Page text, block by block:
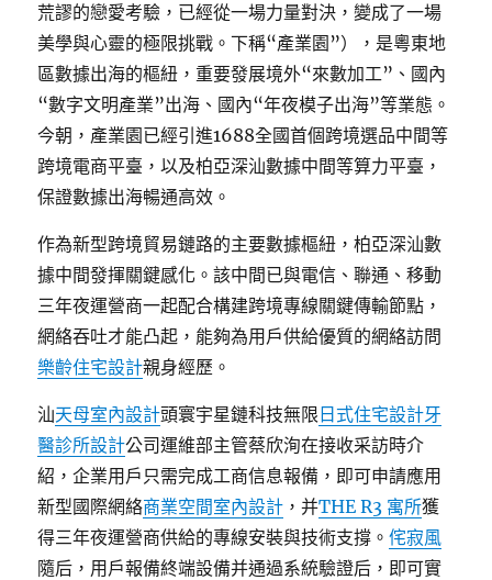
荒謬的戀愛考驗，已經從一場力量對決，變成了一場
美學與心靈的極限挑戰。下稱“產業園”），是粵東地
區數據出海的樞紐，重要發展境外“來數加工”、國內
“數字文明產業”出海、國內“年夜模子出海”等業態。
今朝，產業園已經引進1688全國首個跨境選品中間等
跨境電商平臺，以及柏亞深汕數據中間等算力平臺，
保證數據出海暢通高效。
作為新型跨境貿易鏈路的主要數據樞紐，柏亞深汕數
據中間發揮關鍵感化。該中間已與電信、聯通、移動
三年夜運營商一起配合構建跨境專線關鍵傳輸節點，
網絡吞吐才能凸起，能夠為用戶供給優質的網絡訪問
樂齡住宅設計親身經歷。
汕天母室內設計頭寰宇星鏈科技無限 日式住宅設計牙
醫診所設計公司運維部主管蔡欣洵在接收采訪時介
紹，企業用戶只需完成工商信息報備，即可申請應用
新型國際網絡商業空間室內設計 ，并THE R3 寓所獲
得三年夜運營商供給的專線安裝與技術支撐。侘寂風
隨后，用戶報備終端設備并通過系統驗證后，即可實